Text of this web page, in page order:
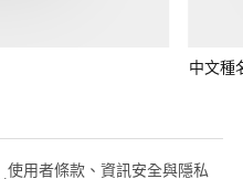
中文種
使用者條款、資訊安全與隱私